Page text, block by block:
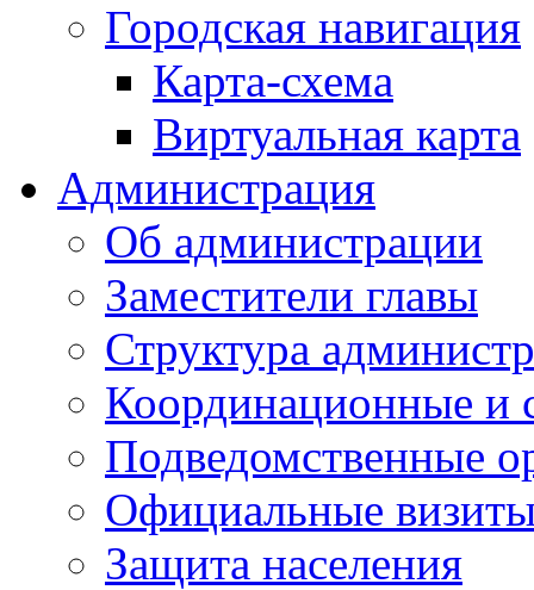
Городская навигация
Карта-схема
Виртуальная карта
Администрация
Об администрации
Заместители главы
Структура
Координационные и
Подведомственные
Официальные
Защита населения